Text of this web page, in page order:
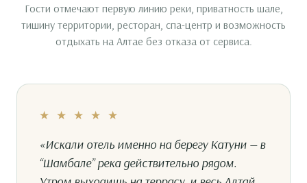
Гости отмечают первую линию реки, приватность шале,
тишину территории, ресторан, спа-центр и возможность
отдыхать на Алтае без отказа от сервиса.
★ ★ ★ ★ ★
«Искали отель именно на берегу Катуни — в
“Шамбале” река действительно рядом.